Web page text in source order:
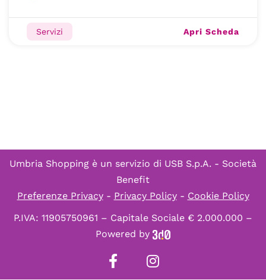
Servizi Apri Scheda
Umbria Shopping è un servizio di USB S.p.A. - Società
Benefit
Preferenze Privacy- Privacy Policy- Cookie Policy
P.IVA: 11905750961 – Capitale Sociale € 2.000.000 –
Powered by